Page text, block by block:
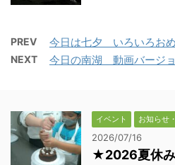
PREV 今日は七夕 いろいろおめ
NEXT 今日の南湖 動画バージ
イベント お知らせ
2026/07/16
★2026夏休